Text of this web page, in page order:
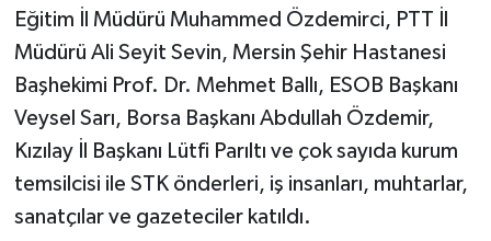
Eğitim İl Müdürü Muhammed Özdemirci, PTT İl
Müdürü Ali Seyit Sevin, Mersin Şehir Hastanesi
Başhekimi Prof. Dr. Mehmet Ballı, ESOB Başkanı
Veysel Sarı, Borsa Başkanı Abdullah Özdemir,
Kızılay İl Başkanı Lütfi Parıltı ve çok sayıda kurum
temsilcisi ile STK önderleri, iş insanları, muhtarlar,
sanatçılar ve gazeteciler katıldı.